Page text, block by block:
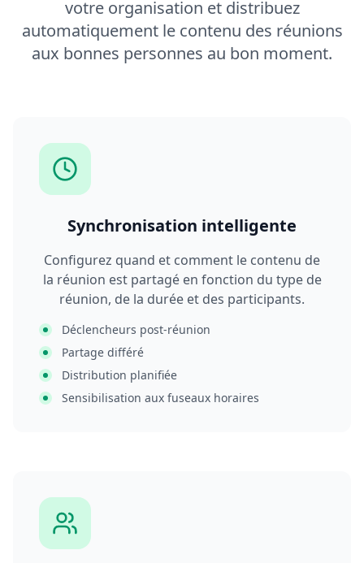
votre organisation et distribuez
automatiquement le contenu des réunions
aux bonnes personnes au bon moment.
Synchronisation intelligente
Configurez quand et comment le contenu de
la réunion est partagé en fonction du type de
réunion, de la durée et des participants.
Déclencheurs post-réunion
Partage différé
Distribution planifiée
Sensibilisation aux fuseaux horaires